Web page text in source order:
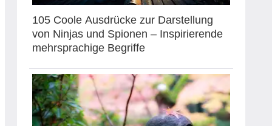
105 Coole Ausdrücke zur Darstellung
von Ninjas und Spionen – Inspirierende
mehrsprachige Begriffe